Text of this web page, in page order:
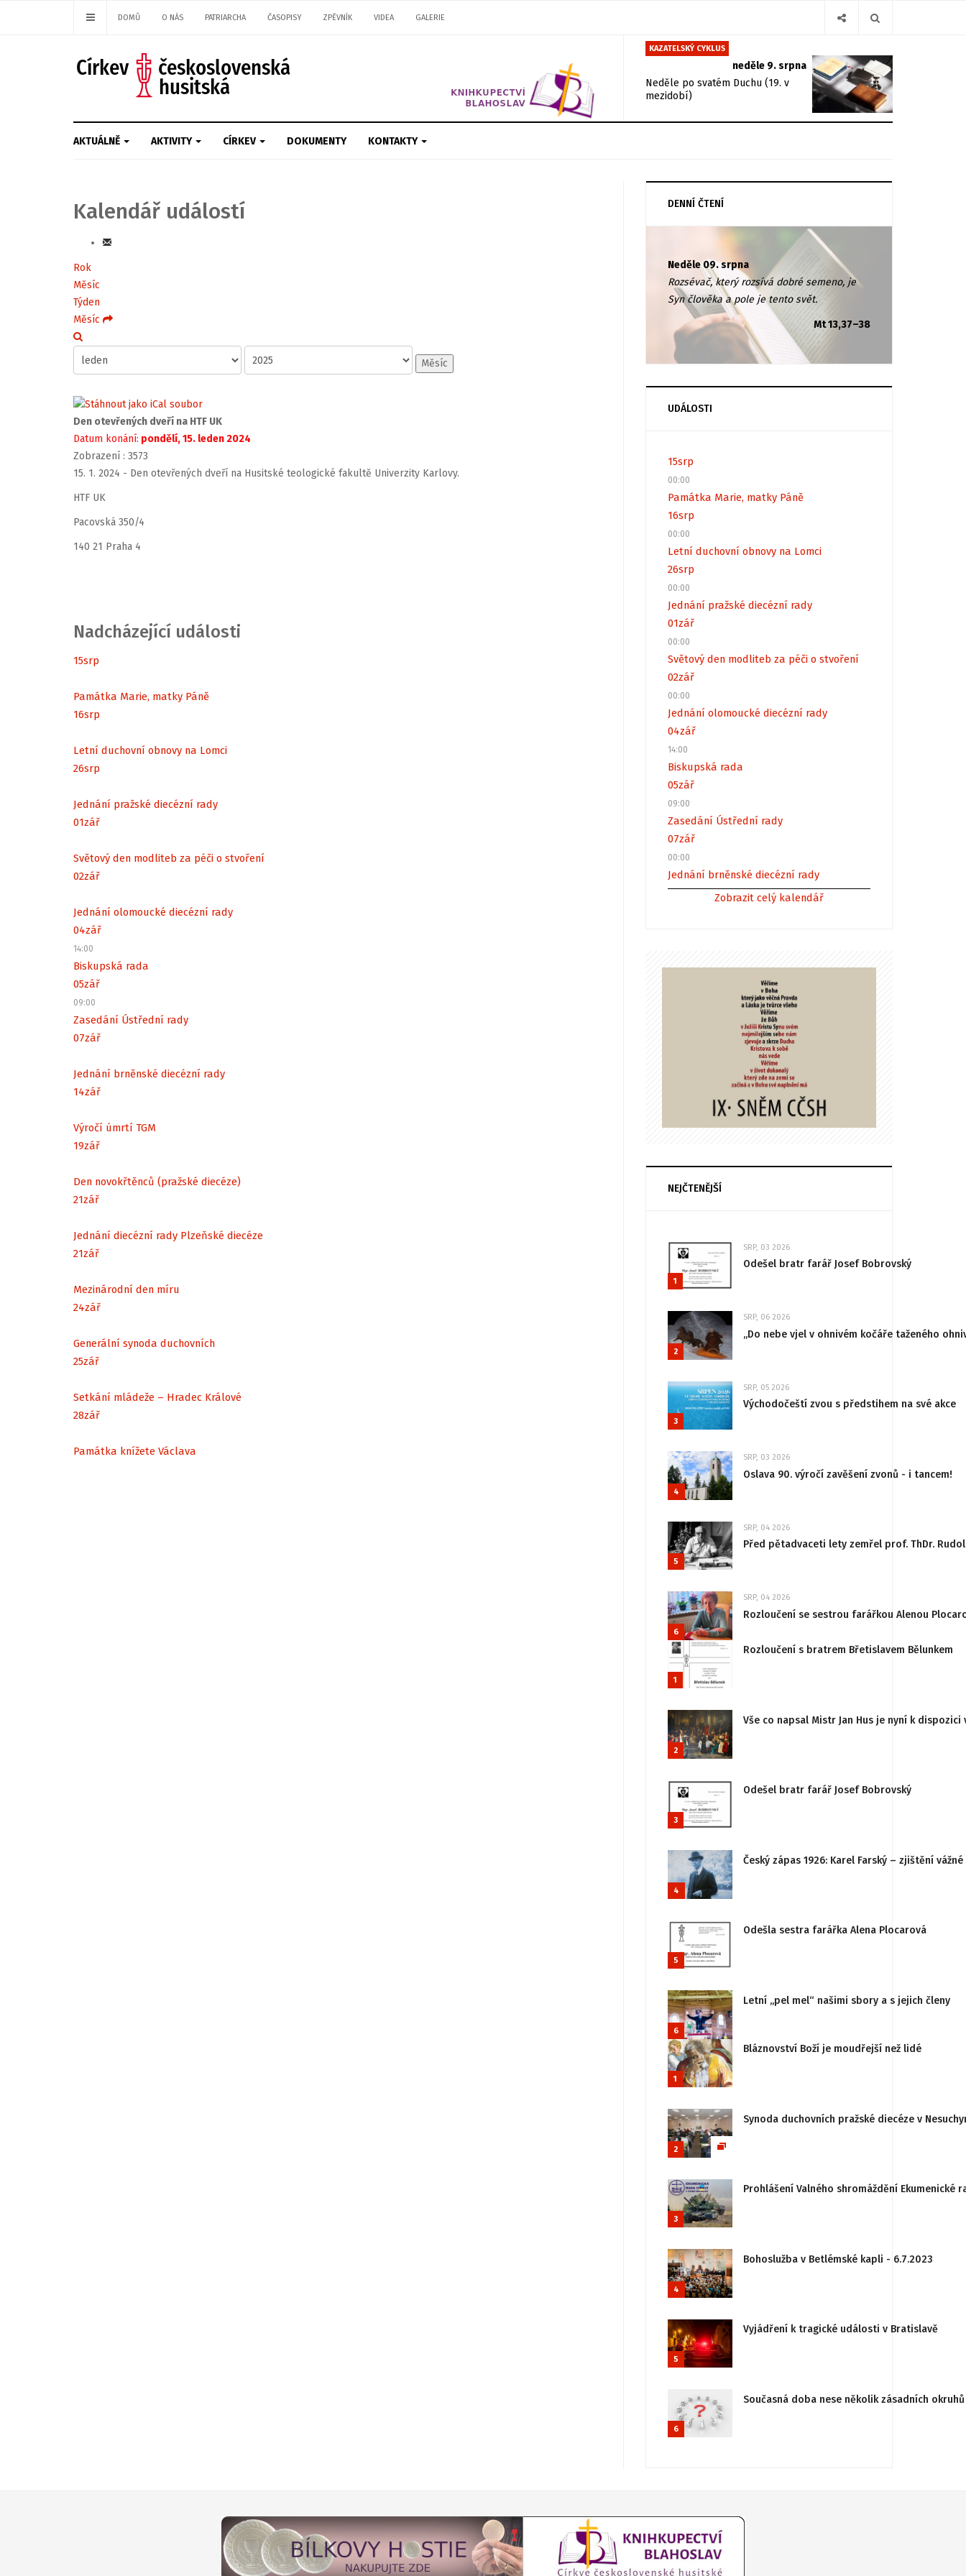
DOMŮ O NÁS PATRIARCHA ČASOPISY ZPĚVNÍK VIDEA GALERIE
KAZATELSKÝ CYKLUS
neděle 9. srpna
Neděle po svatém Duchu (19. v
mezidobí)
AKTUÁLNĚ AKTIVITY CÍRKEV DOKUMENTY KONTAKTY
Kalendář událostí
Rok
Měsíc
Týden
Měsíc
Měsíc
Den otevřených dveří na HTF UK
Datum konání: pondělí, 15. leden 2024
Zobrazení : 3573
15. 1. 2024 - Den otevřených dveří na Husitské teologické fakultě Univerzity Karlovy.
HTF UK
Pacovská 350/4
140 21 Praha 4
Nadcházející události
15srp
Památka Marie, matky Páně
16srp
Letní duchovní obnovy na Lomci
26srp
Jednání pražské diecézní rady
01zář
Světový den modliteb za péči o stvoření
02zář
Jednání olomoucké diecézní rady
04zář
14:00
Biskupská rada
05zář
09:00
Zasedání Ústřední rady
07zář
Jednání brněnské diecézní rady
14zář
Výročí úmrtí TGM
19zář
Den novokřtěnců (pražské diecéze)
21zář
Jednání diecézní rady Plzeňské diecéze
21zář
Mezinárodní den míru
24zář
Generální synoda duchovních
25zář
Setkání mládeže – Hradec Králové
28zář
Památka knížete Václava
DENNÍ ČTENÍ
Neděle 09. srpna
Rozsévač, který rozsívá dobré semeno, je
Syn člověka a pole je tento svět.
Mt 13,37–38
UDÁLOSTI
15srp
00:00
Památka Marie, matky Páně
16srp
00:00
Letní duchovní obnovy na Lomci
26srp
00:00
Jednání pražské diecézní rady
01zář
00:00
Světový den modliteb za péči o stvoření
02zář
00:00
Jednání olomoucké diecézní rady
04zář
14:00
Biskupská rada
05zář
09:00
Zasedání Ústřední rady
07zář
00:00
Jednání brněnské diecézní rady
Zobrazit celý kalendář
NEJČTENĚJŠÍ
1
SRP, 03 2026
Odešel bratr farář Josef Bobrovský
2
SRP, 06 2026
„Do nebe vjel v ohnivém kočáře taženého
3
SRP, 05 2026
Východočeští zvou s předstihem na své akce
4
SRP, 03 2026
Oslava 90. výročí zavěšení zvonů - i tancem!
5
SRP, 04 2026
Před pětadvaceti lety zemřel prof. ThDr.
6
SRP, 04 2026
Rozloučení se sestrou farářkou Alenou
1
Rozloučení s bratrem Břetislavem Bělunkem
2
Vše co napsal Mistr Jan Hus je nyní k
3
Odešel bratr farář Josef Bobrovský
4
Český zápas 1926: Karel Farský – zjištění
5
Odešla sestra farářka Alena Plocarová
6
Letní „pel mel“ našimi sbory a s jejich členy
1
Bláznovství Boží je moudřejší než lidé
2
Synoda duchovních pražské diecéze v
3
Prohlášení Valného shromáždění
4
Bohoslužba v Betlémské kapli - 6.7.2023
5
Vyjádření k tragické události v Bratislavě
6
Současná doba nese několik zásadních